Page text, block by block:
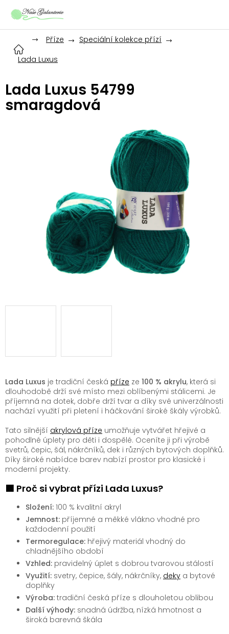
Příze
Speciální kolekce přízí
Lada Luxus
Lada Luxus 54799
smaragdová
Lada Luxus je tradiční česká příze ze 100 % akrylu, která si
dlouhodobě drží své místo mezi oblíbenými stálicemi. Je
příjemná na dotek, dobře drží tvar a díky své univerzálnosti
nachází využití při pletení i háčkování široké škály výrobků.
Tato silnější akrylová příze umožňuje vytvářet hřejivé a
pohodlné úplety pro děti i dospělé. Oceníte ji při výrobě
svetrů, čepic, šál, nákrčníků, dek i různých bytových doplňků.
Díky široké nabídce barev nabízí prostor pro klasické i
moderní projekty.
🟩 Proč si vybrat přízi Lada Luxus?
Složení: 100 % kvalitní akryl
Jemnost: příjemné a měkké vlákno vhodné pro
každodenní použití
Termoregulace: hřejivý materiál vhodný do
chladnějšího období
Vzhled: pravidelný úplet s dobrou tvarovou stálostí
Využití: svetry, čepice, šály, nákrčníky, deky a bytové
doplňky
Výroba: tradiční česká příze s dlouholetou oblibou
Další výhody: snadná údržba, nízká hmotnost a
široká barevná škála